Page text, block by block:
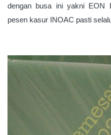
dengan busa ini yakni EON
pesen kasur INOAC pasti